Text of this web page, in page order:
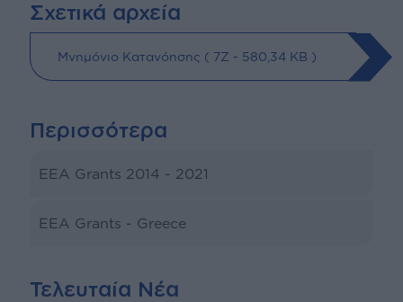
Σχετικά αρχεία
Μνημόνιο Κατανόησης ( 7Z - 580,34 KB )
Περισσότερα
EEA Grants 2014 - 2021
EEA Grants - Greece
Τελευταία Νέα